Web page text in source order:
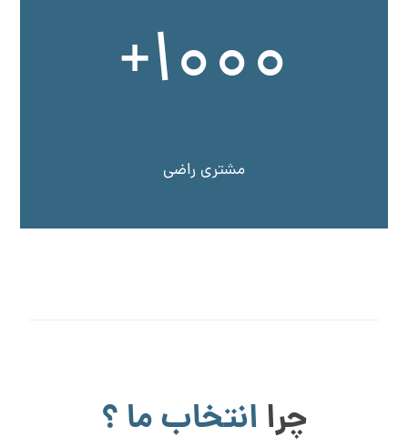
1000
+
مشتری راضی
چرا انتخاب ما ؟